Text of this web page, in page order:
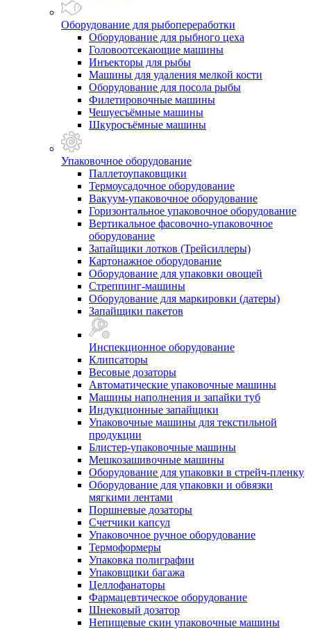
Оборудование для рыбопереработки
Оборудование для рыбного цеха
Головоотсекающие машины
Инъекторы для рыбы
Машины для удаления мелкой кости
Оборудование для посола рыбы
Филетировочные машины
Чешуесъёмные машины
Шкуросъёмные машины
Упаковочное оборудование
Паллетоупаковщики
Термоусадочное оборудование
Вакуум-упаковочное оборудование
Горизонтальное упаковочное оборудование
Вертикальное фасовочно-упаковочное
оборудование
Запайщики лотков (Трейсиллеры)
Картонажное оборудование
Оборудование для упаковки овощей
Стреппинг-машины
Оборудование для маркировки (датеры)
Запайщики пакетов
Инспекционное оборудование
Клипсаторы
Весовые дозаторы
Автоматические упаковочные машины
Машины наполнения и запайки туб
Индукционные запайщики
Упаковочные машины для текстильной
продукции
Блистер-упаковочные машины
Мешкозашивочные машины
Оборудование для упаковки в стрейч-пленку
Оборудование для упаковки и обвязки
мягкими лентами
Поршневые дозаторы
Счетчики капсул
Упаковочное ручное оборудование
Термоформеры
Упаковка полиграфии
Упаковщики багажа
Целлофанаторы
Фармацевтическое оборудование
Шнековый дозатор
Непищевые скин упаковочные машины